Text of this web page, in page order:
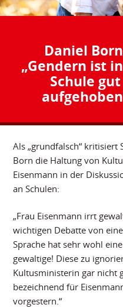
Daniel
„Gendern ist
Schule gut
Als „grundfalsch“ kritisiert
Born die Haltung von
Eisenmann in der
an Schulen:
„Frau Eisenmann irrt
wichtigen Debatte von
Sprache hat sehr wohl
gewaltige! Diese zu
Kultusministerin gar nicht
bezeichnend für
vorgestern.“